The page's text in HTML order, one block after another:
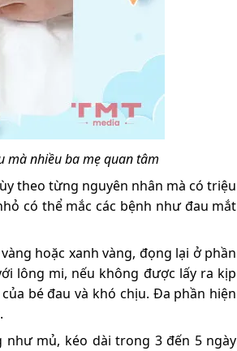
mà nhiều ba mẹ quan tâm
theo từng nguyên nhân mà có triệu
có thể mắc các bệnh như đau mắt
hoặc xanh vàng, đọng lại ở phần
lông mi, nếu không được lấy ra kịp
bé đau và khó chịu. Đa phần hiện
mủ, kéo dài trong 3 đến 5 ngày